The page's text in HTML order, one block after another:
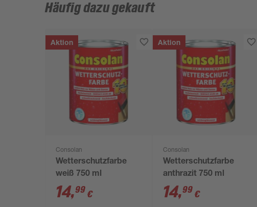
Häufig dazu gekauft
Aktion
Consolan
Wetterschutzfarbe
weiß 750 ml
14,99 €
Aktion
Consolan
Wetterschutzfarbe
anthrazit 750 ml
14,99 €